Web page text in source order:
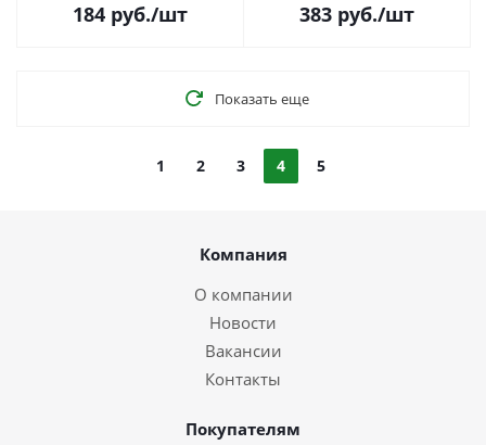
184 руб./шт 383 руб./шт
Показать еще
1 2 3 4 5
Компания
О компании
Новости
Вакансии
Контакты
Покупателям